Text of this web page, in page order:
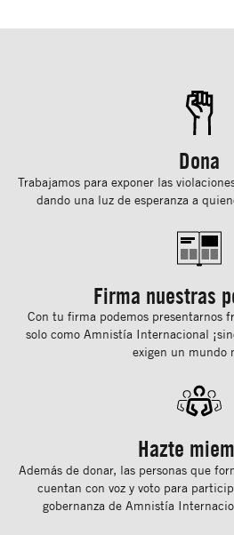
Dona
Trabajamos para exponer las
dando una luz de esperanza a
Firma nuestras
Con tu ﬁrma podemos presentarnos
solo como Amnistía Internacional
exigen un mundo
Hazte
Además de donar, las personas que
cuentan con voz y voto para
gobernanza de Amnistía